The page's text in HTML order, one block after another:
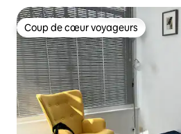
Coup de cœur voyageurs
Coup de cœur voyageurs